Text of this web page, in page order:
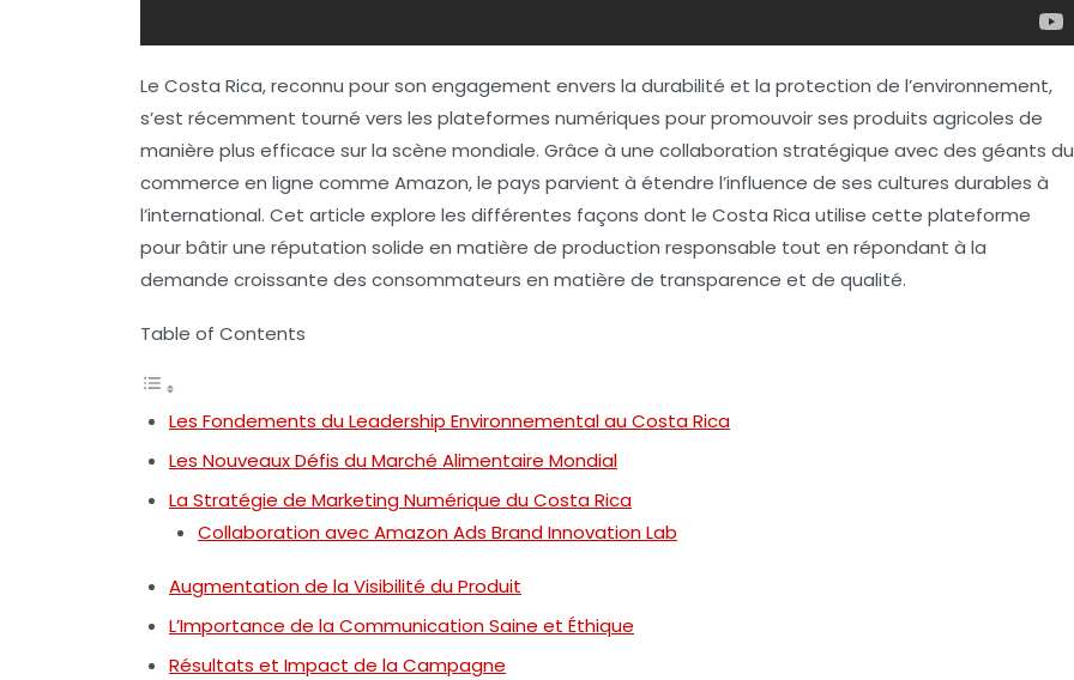
Le Costa Rica, reconnu pour son engagement envers la durabilité et la protection de l’environnement,
s’est récemment tourné vers les plateformes numériques pour promouvoir ses produits agricoles de
manière plus efficace sur la scène mondiale. Grâce à une collaboration stratégique avec des géants du
commerce en ligne comme Amazon, le pays parvient à étendre l’influence de ses cultures durables à
l’international. Cet article explore les différentes façons dont le Costa Rica utilise cette plateforme
pour bâtir une réputation solide en matière de production responsable tout en répondant à la
demande croissante des consommateurs en matière de transparence et de qualité.
Table of Contents
Les Fondements du Leadership Environnemental au Costa Rica
Les Nouveaux Défis du Marché Alimentaire Mondial
La Stratégie de Marketing Numérique du Costa Rica
Collaboration avec Amazon Ads Brand Innovation Lab
Augmentation de la Visibilité du Produit
L’Importance de la Communication Saine et Éthique
Résultats et Impact de la Campagne